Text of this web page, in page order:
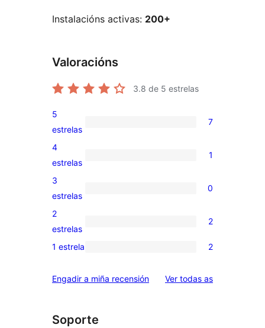
Instalacións activas: 200+
Valoracións
3.8 de 5 estrelas
7
valoracións
de
5
estrelas
7
1
valoración
de
4
estrelas
1
0
valoracións
de
3
estrelas
0
2
valoracións
2
2
estrelas
2
2
de
estrelas
1 estrela 2
Engadir a miña recensión Ver todas asvaloracións
Soporte